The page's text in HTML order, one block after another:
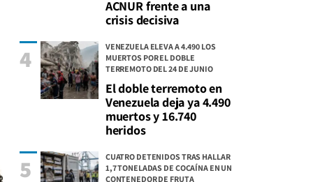
ACNUR frente a una
crisis decisiva
VENEZUELA ELEVA A 4.490 LOS
MUERTOS POR EL DOBLE
TERREMOTO DEL 24 DE JUNIO
El doble terremoto en
Venezuela deja ya 4.490
muertos y 16.740
heridos
4
CUATRO DETENIDOS TRAS HALLAR
1,7 TONELADAS DE COCAÍNA EN UN
CONTENEDOR DE FRUTA
5